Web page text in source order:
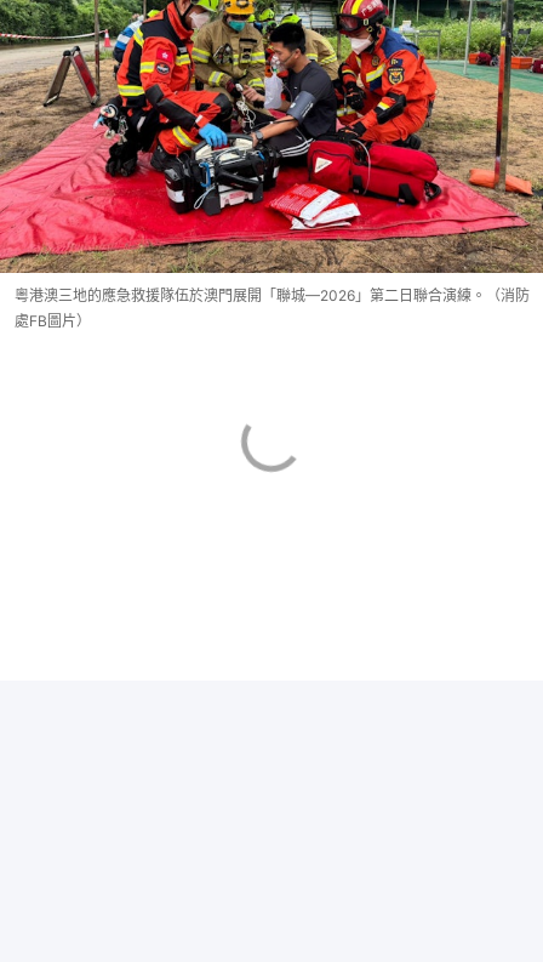
粵港澳三地的應急救援隊伍於澳門展開「聯城—2026」第二日聯合演練。（消防
處FB圖片）